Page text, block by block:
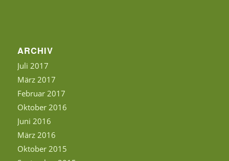
ARCHIV
Juli 2017
März 2017
Februar 2017
Oktober 2016
Juni 2016
März 2016
Oktober 2015